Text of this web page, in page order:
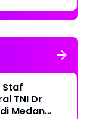
Staf
TNI Dr
Medan